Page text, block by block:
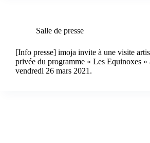
Salle de presse
[Info presse] imoja invite à une visite
privée du programme « Les Equinoxes »
vendredi 26 mars 2021.